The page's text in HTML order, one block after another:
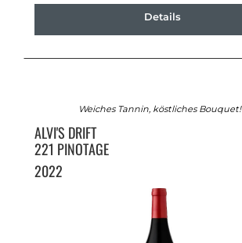
Details
Weiches Tannin, köstliches Bouquet!
ALVI'S DRIFT
221 PINOTAGE
2022